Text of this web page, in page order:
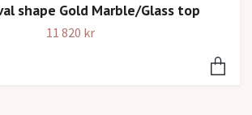
shape Gold Marble/Glass top
11 820 kr